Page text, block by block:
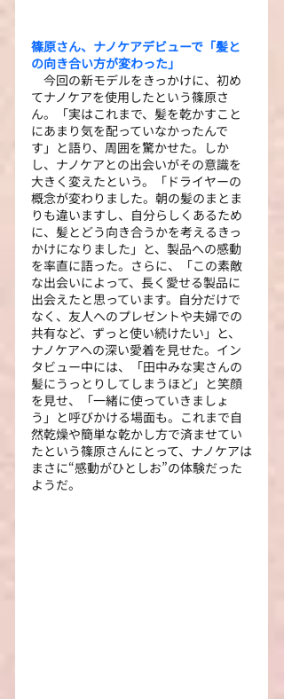
篠原さん、ナノケアデビューで「髪と
の向き合い方が変わった」
今回の新モデルをきっかけに、初め
てナノケアを使用したという篠原さ
ん。「実はこれまで、髪を乾かすこと
にあまり気を配っていなかったんで
す」と語り、周囲を驚かせた。しか
し、ナノケアとの出会いがその意識を
大きく変えたという。「ドライヤーの
概念が変わりました。朝の髪のまとま
りも違いますし、自分らしくあるため
に、髪とどう向き合うかを考えるきっ
かけになりました」と、製品への感動
を率直に語った。さらに、「この素敵
な出会いによって、長く愛せる製品に
出会えたと思っています。自分だけで
なく、友人へのプレゼントや夫婦での
共有など、ずっと使い続けたい」と、
ナノケアへの深い愛着を見せた。イン
タビュー中には、「田中みな実さんの
髪にうっとりしてしまうほど」と笑顔
を見せ、「一緒に使っていきましょ
う」と呼びかける場面も。これまで自
然乾燥や簡単な乾かし方で済ませてい
たという篠原さんにとって、ナノケアは
まさに“感動がひとしお”の体験だった
ようだ。